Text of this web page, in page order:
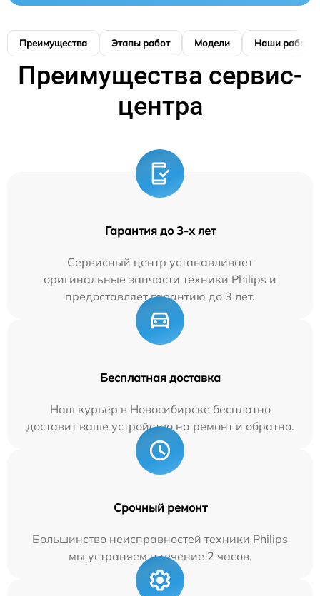
Преимущества Этапы работ Модели Наши работы
Преимущества сервис-
центра
Гарантия до 3-х лет
Сервисный центр устанавливает
оригинальные запчасти техники Philips и
предоставляет гарантию до 3 лет.
Бесплатная доставка
Наш курьер в Новосибирске бесплатно
доставит ваше устройство на ремонт и обратно.
Срочный ремонт
Большинство неисправностей техники Philips
мы устраняем в течение 2 часов.